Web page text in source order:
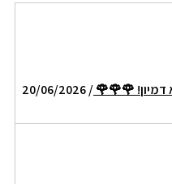
🌹🌹🌹
/ 20/06/2026